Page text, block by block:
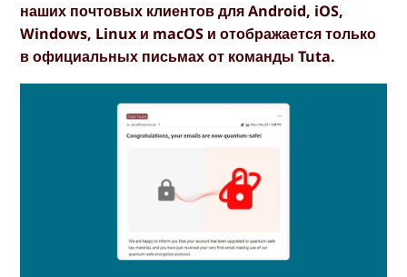
наших почтовых клиентов для Android, iOS,
Windows, Linux и macOS и отображается только
в официальных письмах от команды Tuta.